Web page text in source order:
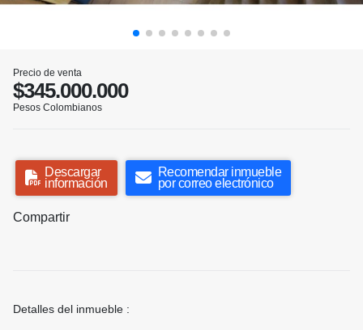
Precio de venta
$345.000.000
Pesos Colombianos
Descargar
información
Recomendar inmueble
por correo electrónico
Compartir
Detalles del inmueble :